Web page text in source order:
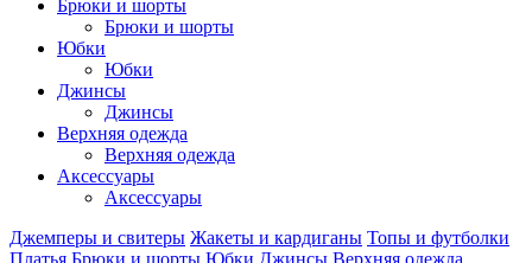
Брюки и шорты
Брюки и шорты
Юбки
Юбки
Джинсы
Джинсы
Верхняя одежда
Верхняя одежда
Аксессуары
Аксессуары
Джемперы и свитеры Жакеты и кардиганы Топы и футболки
Платья Брюки и шорты Юбки Джинсы Верхняя одежда